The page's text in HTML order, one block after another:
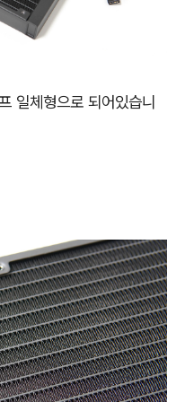
일체형으로 되어있습니